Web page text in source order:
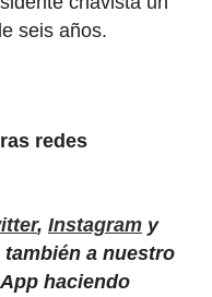
seis años.
redes
, Instagram y
también a nuestro
haciendo